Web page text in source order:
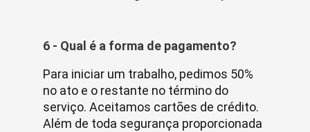
6 - Qual é a forma de pagamento?
Para iniciar um trabalho, pedimos 50%
no ato e o restante no término do
serviço. Aceitamos cartões de crédito.
Além de toda segurança proporcionada